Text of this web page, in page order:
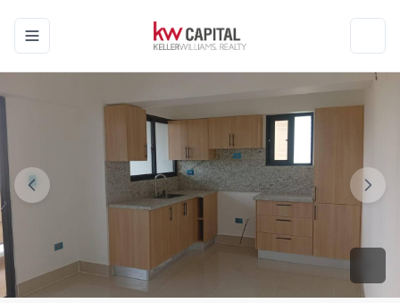
Toggle navigation menu